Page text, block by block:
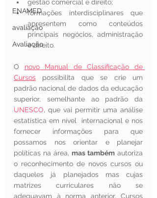
ENAMED
avaliação
Avaliação
gestão comercial e direito;
formações interdisciplinares que
apresentem como conteúdos
principais negócios, administração
e direito.
O novo Manual de Classificação de
Cursos possibilita que se crie um
padrão nacional de dados da educação
UNESCO, que vai permitir uma análise
estatística em nível  internacional e nos
fornecer informações para que
possamos nos orientar e planejar
políticas na área, mas também autoriza
o reconhecimento de novos cursos ou
daqueles já planejados mas cujas
matrizes curriculares não se
adequavam à norma anterior. Cursos